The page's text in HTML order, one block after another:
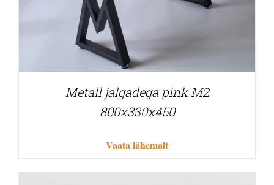
Metall jalgadega pink M2
800x330x450
Vaata lähemalt